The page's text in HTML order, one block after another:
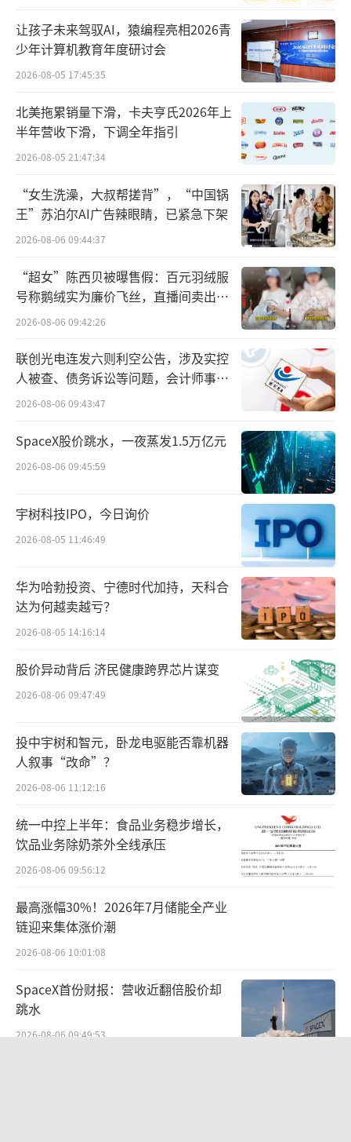
今年以来，蛋蛋的粉丝数量也在一路上
涨，3月底开始，蛋蛋宣布冲刺9500万粉丝，4
月冲刺9800万粉丝，5月又冲刺9900万粉丝。
对比来看，辛巴其他弟子像是“猫妹
妹”、“时大漂亮”、“赵梦澈”等等，粉丝
4月的一场直播中，蛋蛋鞠躬感谢师父辛
巴，辛巴当时表示，“蛋蛋粉丝破亿那天，我
事实上，去年以来，辛巴、小杨哥都打起
了“退休”的主意。
辛巴曾多次表达过，直播带货已经没有让
他兴奋的东西了，想要把舞台交给徒弟们。今
年3月，小杨哥也透露，今年会专注于娱乐直
播，大幅缩减带货频率，如果有一些重要活
动，可能会把粉丝过一亿的账号交给徒弟来操
但眼下的情况是，作为师父的辛巴、小杨
哥，还不到能完全离场的时候。
拿嘴哥来说，前段时间他直播带货惨遭滑
铁卢，过去10万+的人气一去不复返，直播间仅
剩3000多人，嘴哥自己也破防问道，“我货是
不是有问题啊”。最近30天，嘴哥甚至连一场
带货直播都没有。
反观小杨哥，之前虽然停播了一个月，但
让孩子未来驾驭AI，猿编程亮相2026青
少年计算机教育年度研讨会
2026-08-05 17:45:35
北美拖累销量下滑，卡夫亨氏2026年上
半年营收下滑，下调全年指引
2026-08-05 21:47:34
“女生洗澡，大叔帮搓背”，“中国锅
王”苏泊尔AI广告辣眼睛，已紧急下架
2026-08-06 09:44:37
“超女”陈西贝被曝售假：百元羽绒服
号称鹅绒实为廉价飞丝，直播间卖出超
百万元
2026-08-06 09:42:26
联创光电连发六则利空公告，涉及实控
人被查、债务诉讼等问题，会计师事务
所曾出具“保留意见”
2026-08-06 09:43:47
SpaceX股价跳水，一夜蒸发1.5万亿元
2026-08-06 09:45:59
宇树科技IPO，今日询价
2026-08-05 11:46:49
华为哈勃投资、宁德时代加持，天科合
达为何越卖越亏？
2026-08-05 14:16:14
股价异动背后 济民健康跨界芯片谋变
2026-08-06 09:47:49
投中宇树和智元，卧龙电驱能否靠机器
人叙事“改命”？
2026-08-06 11:12:16
统一中控上半年：食品业务稳步增长，
饮品业务除奶茶外全线承压
2026-08-06 09:56:12
最高涨幅30%！2026年7月储能全产业
链迎来集体涨价潮
2026-08-06 10:01:08
SpaceX首份财报：营收近翻倍股价却
跳水
2026-08-06 09:49:53